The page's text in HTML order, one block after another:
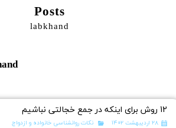
Posts
labkhand
12 روش برای اینکه در جمع خجالتی نباشیم
۲۸ اردیبهشت ۱۴۰۲ نکات روانشناسی خانواده و ازدواج